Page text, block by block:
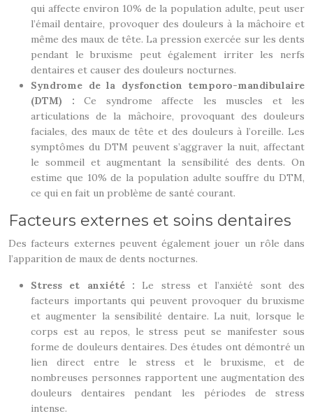
qui affecte environ 10% de la population adulte, peut user
l’émail dentaire, provoquer des douleurs à la mâchoire et
même des maux de tête. La pression exercée sur les dents
pendant le bruxisme peut également irriter les nerfs
dentaires et causer des douleurs nocturnes.
Syndrome de la dysfonction temporo-mandibulaire
(DTM) : Ce syndrome affecte les muscles et les
articulations de la mâchoire, provoquant des douleurs
faciales, des maux de tête et des douleurs à l’oreille. Les
symptômes du DTM peuvent s’aggraver la nuit, affectant
le sommeil et augmentant la sensibilité des dents. On
estime que 10% de la population adulte souffre du DTM,
ce qui en fait un problème de santé courant.
Facteurs externes et soins dentaires
Des facteurs externes peuvent également jouer un rôle dans
l’apparition de maux de dents nocturnes.
Stress et anxiété : Le stress et l’anxiété sont des
facteurs importants qui peuvent provoquer du bruxisme
et augmenter la sensibilité dentaire. La nuit, lorsque le
corps est au repos, le stress peut se manifester sous
forme de douleurs dentaires. Des études ont démontré un
lien direct entre le stress et le bruxisme, et de
nombreuses personnes rapportent une augmentation des
douleurs dentaires pendant les périodes de stress
intense.